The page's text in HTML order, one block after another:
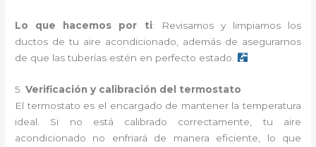
Lo que hacemos por ti: Revisamos y limpiamos los
ductos de tu aire acondicionado, además de asegurarnos
de que las tuberías estén en perfecto estado.
5.Verificación y calibración del termostato
El termostato es el encargado de mantener la temperatura
ideal. Si no está calibrado correctamente, tu aire
acondicionado no enfriará de manera eficiente, lo que